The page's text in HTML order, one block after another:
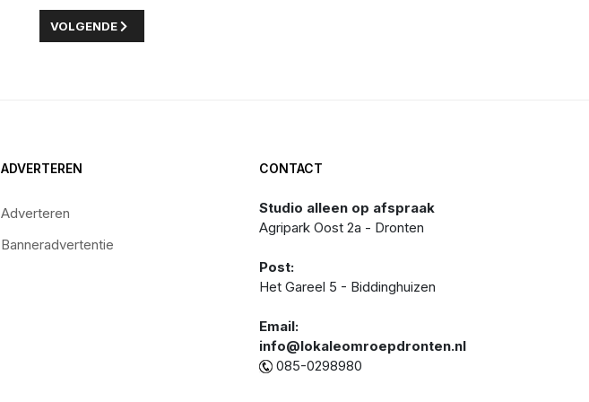
VOLGENDE ARTIKEL: MIJNSTJANSDAL PROMOTIEWEEK: DIGITAAL AANMELDEN HEEFT
VOLGENDE
ADVERTEREN
Adverteren
Banneradvertentie
CONTACT
Studio alleen op afspraak
Agripark Oost 2a - Dronten
Post:
Het Gareel 5 - Biddinghuizen
Email:
info@lokaleomroepdronten.nl
085-0298980